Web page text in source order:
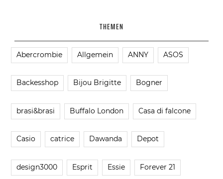
THEMEN
Abercrombie Allgemein ANNY ASOS
Backesshop Bijou Brigitte Bogner
brasi&brasi Buffalo London Casa di falcone
Casio catrice Dawanda Depot
design3000 Esprit Essie Forever 21